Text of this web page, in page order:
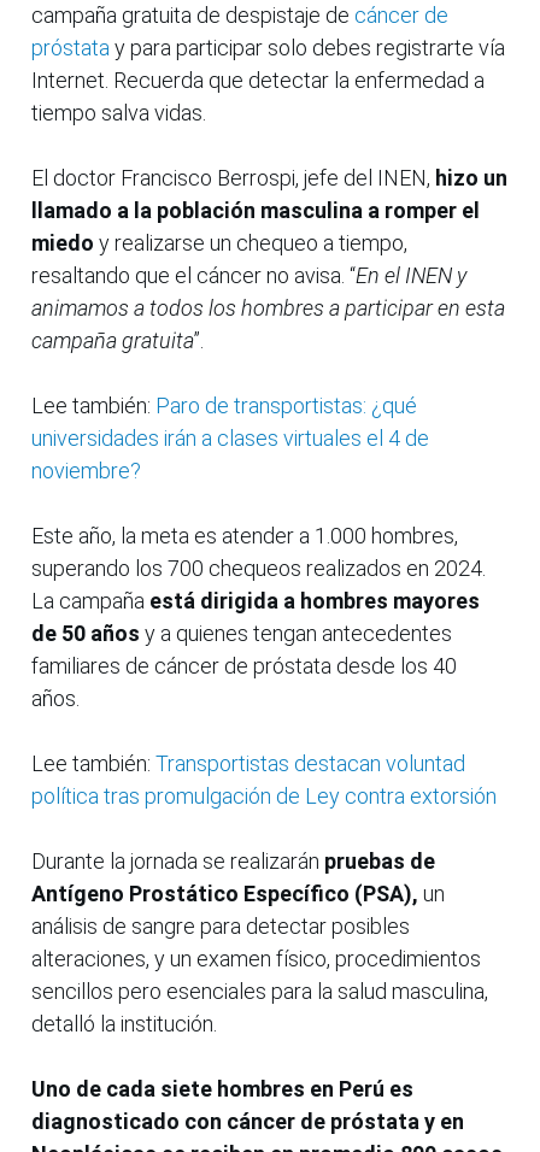
campaña gratuita de despistaje de cáncer de
próstata y para participar solo debes registrarte vía
Internet. Recuerda que detectar la enfermedad a
tiempo salva vidas.
El doctor Francisco Berrospi, jefe del INEN, hizo un
llamado a la población masculina a romper el
miedo y realizarse un chequeo a tiempo,
resaltando que el cáncer no avisa. “En el INEN y
animamos a todos los hombres a participar en esta
campaña gratuita”.
Lee también: Paro de transportistas: ¿qué
universidades irán a clases virtuales el 4 de
noviembre?
Este año, la meta es atender a 1.000 hombres,
superando los 700 chequeos realizados en 2024.
La campaña está dirigida a hombres mayores
de 50 años y a quienes tengan antecedentes
familiares de cáncer de próstata desde los 40
años.
Lee también: Transportistas destacan voluntad
política tras promulgación de Ley contra extorsión
Durante la jornada se realizarán pruebas de
Antígeno Prostático Específico (PSA), un
análisis de sangre para detectar posibles
alteraciones, y un examen físico, procedimientos
sencillos pero esenciales para la salud masculina,
detalló la institución.
Uno de cada siete hombres en Perú es
diagnosticado con cáncer de próstata y en